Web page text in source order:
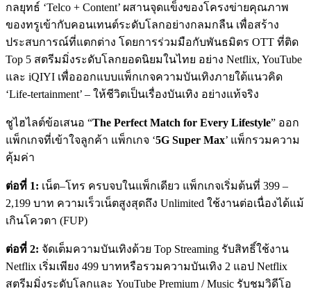
กลยุทธ์ ‘Telco + Content’ ผสานจุดแข็งของโครงข่ายคุณภาพ
ของทรูเข้ากับคอนเทนต์ระดับโลกอย่างกลมกลืน เพื่อสร้าง
ประสบการณ์ที่แตกต่าง โดยการร่วมมือกับพันธมิตร OTT ที่ติด
Top 5 สตรีมมิ่งระดับโลกยอดนิยมในไทย อย่าง Netflix, YouTube
และ iQIYI เพื่อออกแบบแพ็กเกจความบันเทิงภายใต้แนวคิด
‘Life-tertainment’ – ให้ชีวิตเป็นเรื่องบันเทิง อย่างแท้จริง
ชูไฮไลต์ข้อเสนอ “The Perfect Match for Every Lifestyle” ออก
แพ็กเกจที่เข้าใจลูกค้า แพ็กเกจ ‘5G Super Max’ แพ็กรวมความ
คุ้มค่า
ต่อที่ 1: เน็ต–โทร ครบจบในแพ็กเดียว แพ็กเกจเริ่มต้นที่ 399 –
2,199 บาท ความเร็วเน็ตสูงสุดถึง Unlimited ใช้งานต่อเนื่องได้แม้
เกินโควตา (FUP)
ต่อที่ 2: จัดเต็มความบันเทิงด้วย Top Streaming รับสิทธิ์ใช้งาน
Netflix เริ่มเพียง 499 บาทหรือรวมความบันเทิง 2 แอป Netflix
สตรีมมิ่งระดับโลกและ YouTube Premium / Music รับชมวิดีโอ